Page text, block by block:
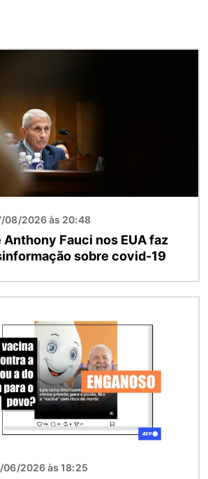
08/2026 às 20:48
Fauci nos EUA faz
sobre covid-19
06/2026 às 18:25